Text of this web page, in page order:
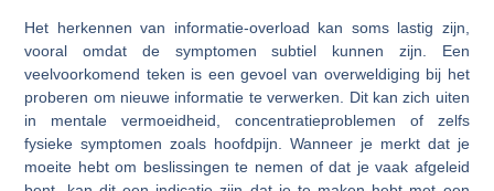
Het herkennen van informatie-overload kan soms lastig zijn,
vooral omdat de symptomen subtiel kunnen zijn. Een
veelvoorkomend teken is een gevoel van overweldiging bij het
proberen om nieuwe informatie te verwerken. Dit kan zich uiten
in mentale vermoeidheid, concentratieproblemen of zelfs
fysieke symptomen zoals hoofdpijn. Wanneer je merkt dat je
moeite hebt om beslissingen te nemen of dat je vaak afgeleid